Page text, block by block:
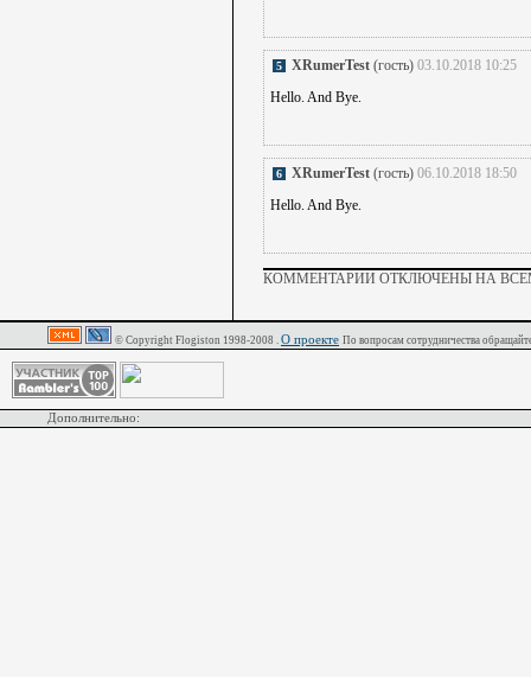
5 XRumerTest (гость) 03.10.2018 10:25
Hello. And Bye.
6 XRumerTest (гость) 06.10.2018 18:50
Hello. And Bye.
КОММЕНТАРИИ ОТКЛЮЧЕНЫ НА
© Copyright Flogiston 1998-2008 . О проекте По вопросам сотрудничества
Дополнительно: